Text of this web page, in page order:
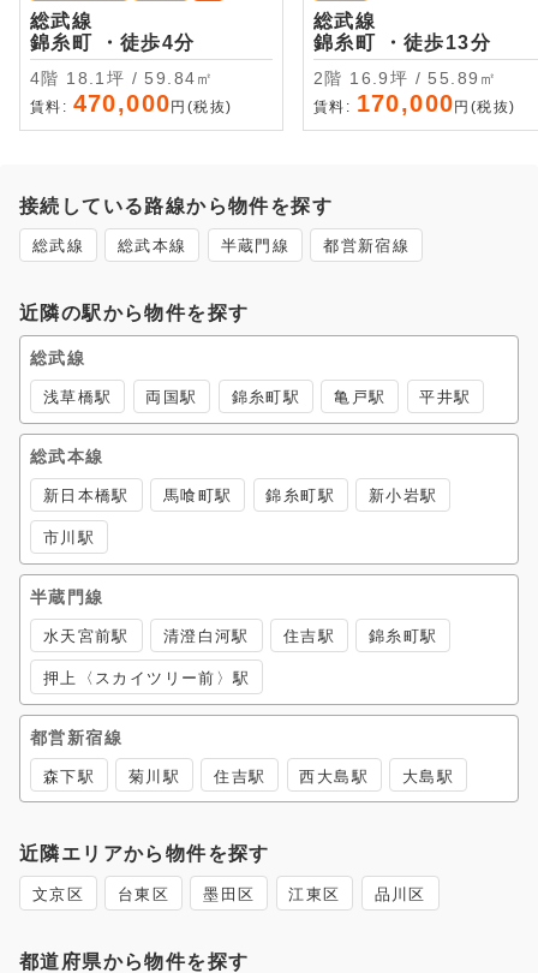
総武線
錦糸町 ・徒歩4分
4階 18.1坪 / 59.84㎡
賃料: 470,000 円(税抜)
総武線
錦糸町 ・徒歩13分
2階 16.9坪 / 55.89㎡
賃料: 170,000 円(税抜)
接続している路線から物件を探す
総武線 総武本線 半蔵門線 都営新宿線
近隣の駅から物件を探す
総武線
浅草橋駅 両国駅 錦糸町駅 亀戸駅 平井駅
総武本線
新日本橋駅 馬喰町駅 錦糸町駅 新小岩駅
市川駅
半蔵門線
水天宮前駅 清澄白河駅 住吉駅 錦糸町駅
押上〈スカイツリー前〉駅
都営新宿線
森下駅 菊川駅 住吉駅 西大島駅 大島駅
近隣エリアから物件を探す
文京区 台東区 墨田区 江東区 品川区
都道府県から物件を探す